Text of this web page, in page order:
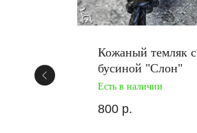
Кожаный темляк с
бусиной "Слон"
Есть в наличии
800 р.